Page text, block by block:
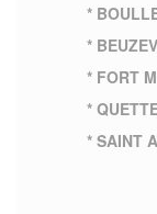
*
*
* FORT
*
* SAINT